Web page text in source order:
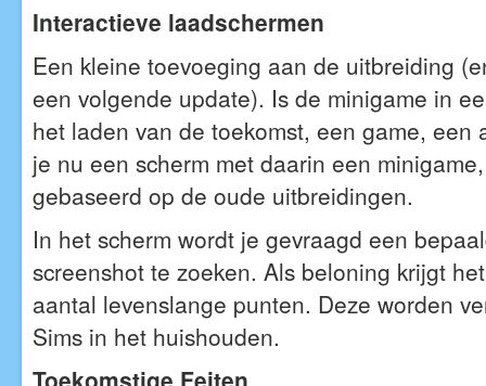
Interactieve laadschermen
Een kleine toevoeging aan de uitbreiding
een volgende update). Is de minigame in
het laden van de toekomst, een game, een
je nu een scherm met daarin een
gebaseerd op de oude uitbreidingen.
In het scherm wordt je gevraagd een
screenshot te zoeken. Als beloning krijgt
aantal levenslange punten. Deze worden
Sims in het huishouden.
Toekomstige Feiten